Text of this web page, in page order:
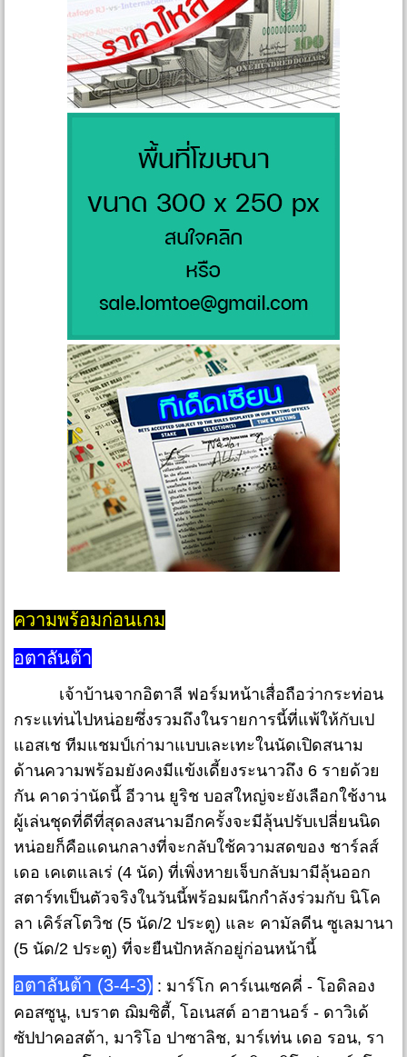
ความพร้อมก่อนเกม
อตาลันต้า
เจ้าบ้านจากอิตาลี ฟอร์มหน้าเสื่อถือว่ากระท่อน
กระแท่นไปหน่อยซึ่งรวมถึงในรายการนี้ที่แพ้ให้กับเป
แอสเช ทีมแชมป์เก่ามาแบบเละเทะในนัดเปิดสนาม
ด้านความพร้อมยังคงมีแข้งเดี้ยงระนาวถึง 6 รายด้วย
กัน คาดว่านัดนี้ อีวาน ยูริช บอสใหญ่จะยังเลือกใช้งาน
ผู้เล่นชุดที่ดีที่สุดลงสนามอีกครั้งจะมีลุ้นปรับเปลี่ยนนิด
หน่อยก็คือแดนกลางที่จะกลับใช้ความสดของ ชาร์ลส์
เดอ เคเตแลเร่ (4 นัด) ที่เพิ่งหายเจ็บกลับมามีลุ้นออก
สตาร์ทเป็นตัวจริงในวันนี้พร้อมผนึกกำลังร่วมกับ นิโค
ลา เคิร์สโตวิช (5 นัด/2 ประตู) และ คามัลดีน ซูเลมานา
(5 นัด/2 ประตู) ที่จะยืนปักหลักอยู่ก่อนหน้านี้
อตาลันต้า (3-4-3) : มาร์โก คาร์เนเซคคี่ - โอดิลอง
คอสซูนู, เบราต ฌิมซิตี้, โอเนสต์ อาฮานอร์ - ดาวิเด้
ซัปปาคอสต้า, มาริโอ ปาซาลิช, มาร์เท่น เดอ รอน, รา